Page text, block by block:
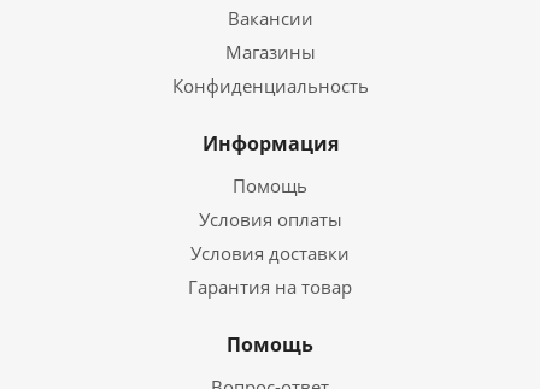
Вакансии
Магазины
Конфиденциальность
Информация
Помощь
Условия оплаты
Условия доставки
Гарантия на товар
Помощь